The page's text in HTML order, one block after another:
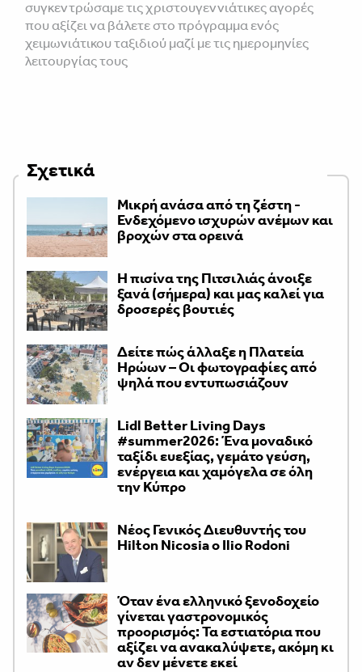
συγκεντρώσαμε τις χριστουγεννιάτικες αγορές
που αξίζει να βάλετε στο πρόγραμμα ενός
χειμωνιάτικου ταξιδιού μαζί με τις ημερομηνίες
λειτουργίας τους
Σχετικά
Μικρή ανάσα από τη ζέστη -
Ενδεχόμενο ισχυρών ανέμων και
βροχών στα ορεινά
Η πισίνα της Πιτσιλιάς άνοιξε
ξανά (σήμερα) και μας καλεί για
δροσερές βουτιές
Δείτε πώς άλλαξε η Πλατεία
Ηρώων – Οι φωτογραφίες από
ψηλά που εντυπωσιάζουν
Lidl Better Living Days
#summer2026: Ένα μοναδικό
ταξίδι ευεξίας, γεμάτο γεύση,
ενέργεια και χαμόγελα σε όλη
την Κύπρο
Νέος Γενικός Διευθυντής του
Hilton Nicosia ο Ilio Rodoni
Όταν ένα ελληνικό ξενοδοχείο
γίνεται γαστρονομικός
προορισμός: Τα εστιατόρια που
αξίζει να ανακαλύψετε, ακόμη κι
αν δεν μένετε εκεί